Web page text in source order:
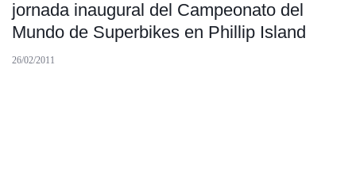
jornada inaugural del Campeonato del
Mundo de Superbikes en Phillip Island
26/02/2011